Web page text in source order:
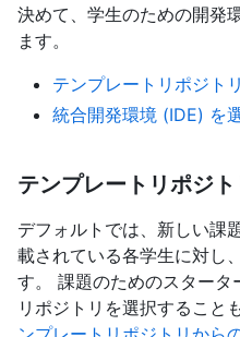
決めて、学生のための開発
ます。
テンプレートリポジト
統合開発環境 (IDE) を
テンプレートリポジ
デフォルトでは、新しい課
載されている各学生に対し
す。 課題のためのスタータ
リポジトリを選択すること